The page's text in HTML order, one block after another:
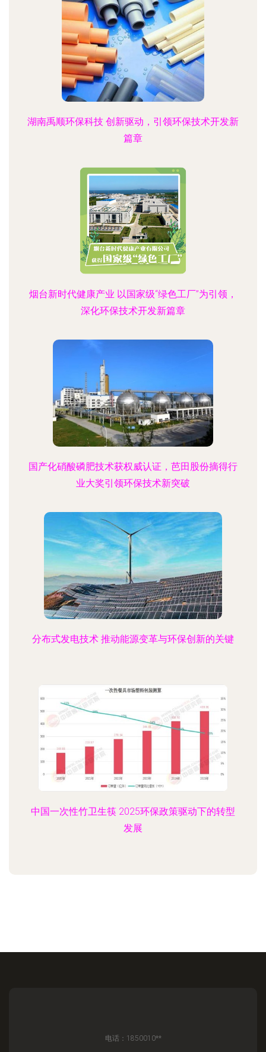
湖南禹顺环保科技 创新驱动，引领环保技术开发新
篇章
烟台新时代健康产业 以国家级“绿色工厂”为引领，
深化环保技术开发新篇章
国产化硝酸磷肥技术获权威认证，芭田股份摘得行
业大奖引领环保技术新突破
分布式发电技术 推动能源变革与环保创新的关键
中国一次性竹卫生筷 2025环保政策驱动下的转型
发展
电话：1850010**